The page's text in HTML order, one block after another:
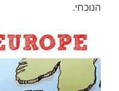
הנוכחי.